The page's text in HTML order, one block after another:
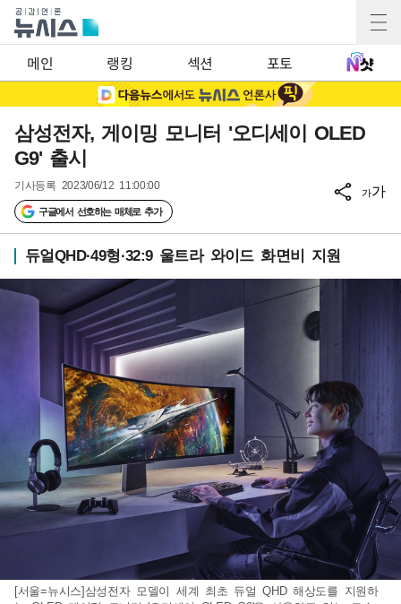
메인 랭킹 섹션 포토
삼성전자, 게이밍 모니터 '오디세이 OLED
G9' 출시
기사등록 2023/06/12 11:00:00
구글에서 선호하는 매체로 추가
가가
듀얼QHD·49형·32:9 울트라 와이드 화면비 지원
[서울=뉴시스]삼성전자 모델이 세계 최초 듀얼 QHD 해상도를 지원하